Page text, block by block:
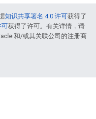
知识共享署名 4.0 许可获得了
可获得了许可。有关详情，请
和/或其关联公司的注册商